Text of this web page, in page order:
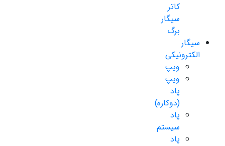
کاتر
سیگار
برگ
سیگار
الکترونیکی
ویپ
ویپ
پاد
(دوکاره)
پاد
سیستم
پاد